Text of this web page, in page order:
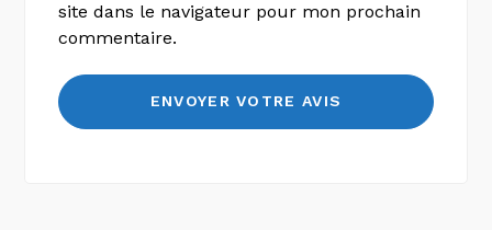
site dans le navigateur pour mon prochain
commentaire.